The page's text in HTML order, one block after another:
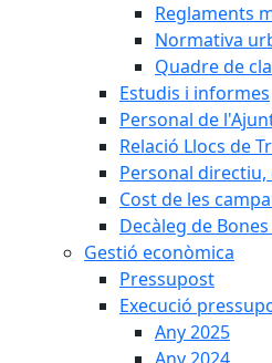
Reglaments
Normativa
Quadre de
Estudis i informes
Personal de
Relació Llocs de
Personal directiu,
Cost de les
Decàleg de
Gestió econòmica
Pressupost
Execució
Any 2025